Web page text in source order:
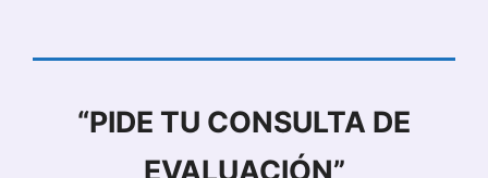
“PIDE TU CONSULTA DE
EVALUACIÓN”